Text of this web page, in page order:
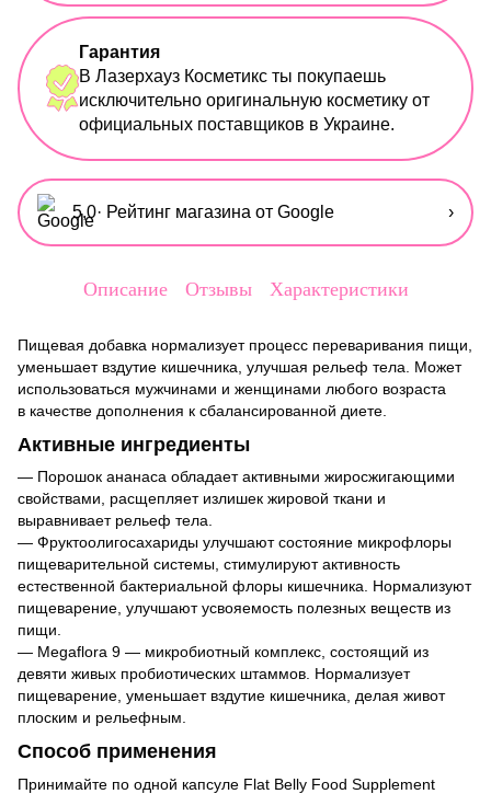
Гарантия
В Лазерхауз Косметикс ты покупаешь
исключительно оригинальную косметику от
официальных поставщиков в Украине.
5,0· Рейтинг магазина от Google ›
Описание Отзывы Характеристики
Пищевая добавка нормализует процесс переваривания пищи,
уменьшает вздутие кишечника, улучшая рельеф тела. Может
использоваться мужчинами и женщинами любого возраста
в качестве дополнения к сбалансированной диете.
Активные ингредиенты
— Порошок ананаса обладает активными жиросжигающими
свойствами, расщепляет излишек жировой ткани и
выравнивает рельеф тела.
— Фруктоолигосахариды улучшают состояние микрофлоры
пищеварительной системы, стимулируют активность
естественной бактериальной флоры кишечника. Нормализуют
пищеварение, улучшают усвояемость полезных веществ из
пищи.
— Megaflora 9 — микробиотный комплекс, состоящий из
девяти живых пробиотических штаммов. Нормализует
пищеварение, уменьшает вздутие кишечника, делая живот
плоским и рельефным.
Способ применения
Принимайте по одной капсуле Flat Belly Food Supplement